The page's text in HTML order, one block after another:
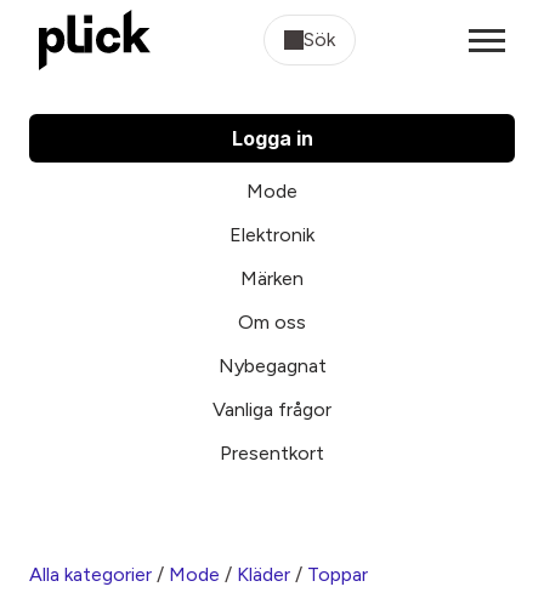
Sök
Logga in
Mode
Elektronik
Märken
Om oss
Nybegagnat
Vanliga frågor
Presentkort
Alla kategorier / Mode / Kläder / Toppar